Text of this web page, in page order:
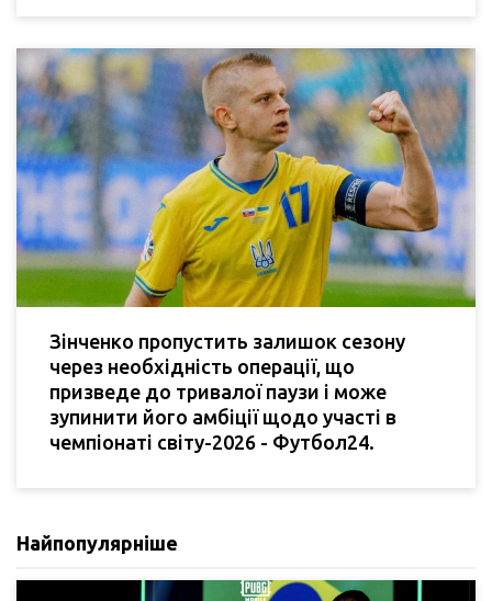
Зінченко пропустить залишок сезону
через необхідність операції, що
призведе до тривалої паузи і може
зупинити його амбіції щодо участі в
чемпіонаті світу-2026 - Футбол24.
Найпопулярніше